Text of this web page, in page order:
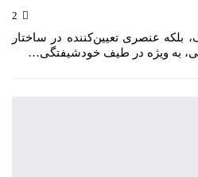
بلکه عنصری تعیین‌کننده در ساختار
به ویژه در طیف خودشیفتگی…